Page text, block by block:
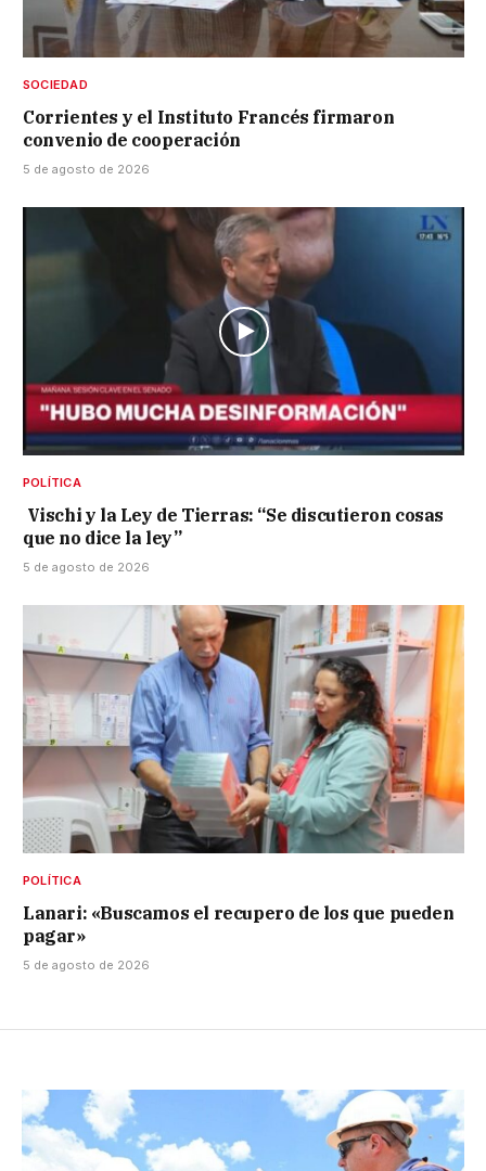
SOCIEDAD
Corrientes y el Instituto Francés firmaron
convenio de cooperación
5 de agosto de 2026
POLÍTICA
Vischi y la Ley de Tierras: “Se discutieron cosas
que no dice la ley”
5 de agosto de 2026
POLÍTICA
Lanari: «Buscamos el recupero de los que pueden
pagar»
5 de agosto de 2026